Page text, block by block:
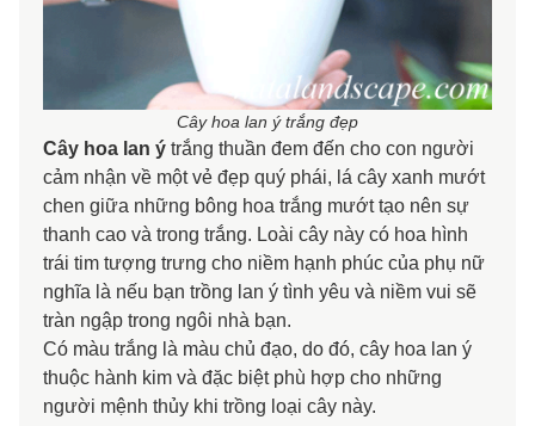
Cây hoa lan ý trắng đẹp
Cây hoa lan ý trắng thuần đem đến cho con người
cảm nhận về một vẻ đẹp quý phái, lá cây xanh mướt
chen giữa những bông hoa trắng mướt tạo nên sự
thanh cao và trong trắng. Loài cây này có hoa hình
trái tim tượng trưng cho niềm hạnh phúc của phụ nữ
nghĩa là nếu bạn trồng lan ý tình yêu và niềm vui sẽ
tràn ngập trong ngôi nhà bạn.
Có màu trắng là màu chủ đạo, do đó, cây hoa lan ý
thuộc hành kim và đặc biệt phù hợp cho những
người mệnh thủy khi trồng loại cây này.